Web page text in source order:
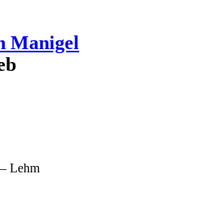
Manigel
Lehm